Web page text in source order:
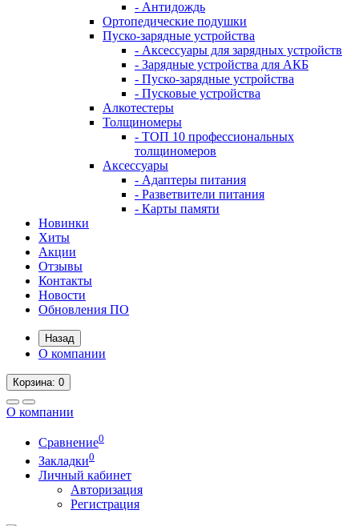
- Антидождь
Ортопедические подушки
Пуско-зарядные устройства
- Аксессуары для зарядных устройств
- Зарядные устройства для АКБ
- Пуско-зарядные устройства
- Пусковые устройства
Алкотестеры
Толщиномеры
- ТОП 10 профессиональных
толщиномеров
Аксессуары
- Адаптеры питания
- Разветвители питания
- Карты памяти
Новинки
Хиты
Акции
Отзывы
Контакты
Новости
Обновления ПО
Назад
О компании
Корзина: 0
О компании
Сравнение0
Закладки0
Личный кабинет
Авторизация
Регистрация